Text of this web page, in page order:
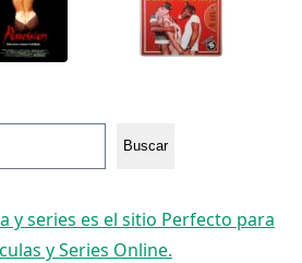
Buscar
y series es el sitio Perfecto para
y Series Online.